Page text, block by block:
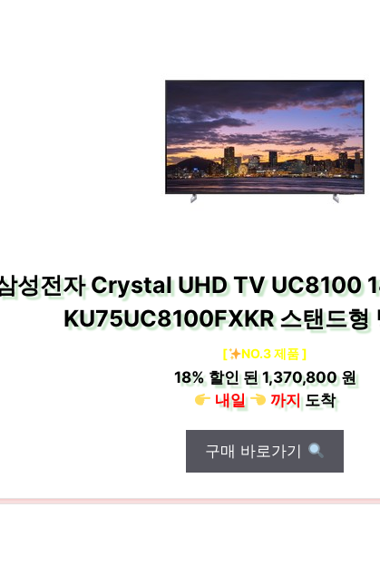
성전자 Crystal UHD TV UC8100
KU75UC8100FXKR 스탠드형
[ NO.3 제품 ]
18%할인 된1,370,800 원
내일
까지도착
구매 바로가기